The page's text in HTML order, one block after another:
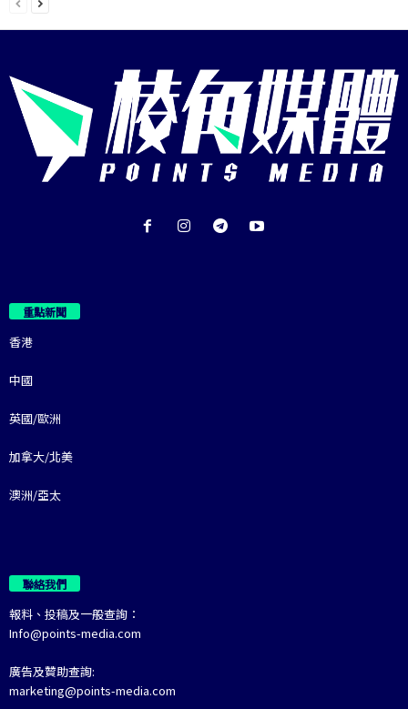
重點新聞
香港
中國
英國/歐洲
加拿大/北美
澳洲/亞太
聯絡我們
報料、投稿及一般查詢：
Info@points-media.com
廣告及贊助查詢:
marketing@points-media.com